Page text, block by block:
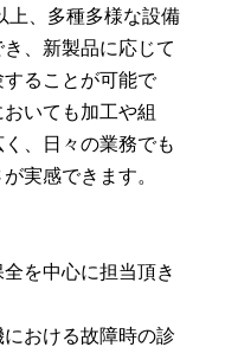
上、多種多様な設備
、新製品に応じて
ることが可能で
いても加工や組
、日々の業務でも
実感できます。
を中心に担当頂き
における故障時の診